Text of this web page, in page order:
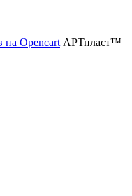
на Opencart АРТпласт™